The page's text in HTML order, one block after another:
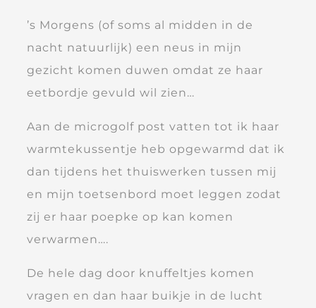
’s Morgens (of soms al midden in de
nacht natuurlijk) een neus in mijn
gezicht komen duwen omdat ze haar
eetbordje gevuld wil zien…
Aan de microgolf post vatten tot ik haar
warmtekussentje heb opgewarmd dat ik
dan tijdens het thuiswerken tussen mij
en mijn toetsenbord moet leggen zodat
zij er haar poepke op kan komen
verwarmen….
De hele dag door knuffeltjes komen
vragen en dan haar buikje in de lucht